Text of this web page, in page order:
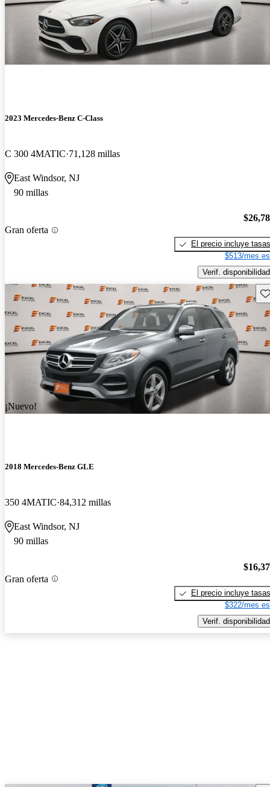
2023 Mercedes-Benz C-Class
C 300 4MATIC 71,128 millas
East Windsor, NJ
90 millas
Gran oferta
El precio incluye tasas
$513/mes
Verif. disponibilidad
¡Nuevo!
2018 Mercedes-Benz GLE
350 4MATIC 84,312 millas
East Windsor, NJ
90 millas
Gran oferta
El precio incluye tasas
$322/mes
Verif. disponibilidad